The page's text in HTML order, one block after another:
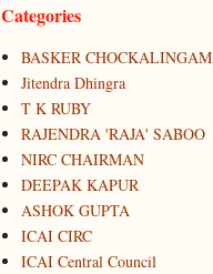
Categories
BASKER CHOCKALINGAM
Jitendra Dhingra
T K RUBY
RAJENDRA 'RAJA' SABOO
NIRC CHAIRMAN
DEEPAK KAPUR
ASHOK GUPTA
ICAI CIRC
ICAI Central Council